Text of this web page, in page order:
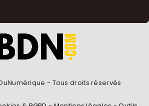
- Tous droits réservés